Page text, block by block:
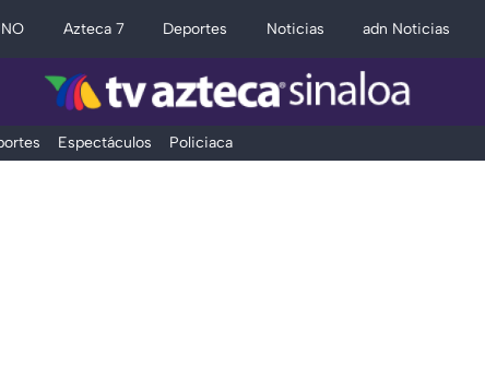
Azteca 7 Deportes Noticias adn Noticias
Espectáculos Policiaca